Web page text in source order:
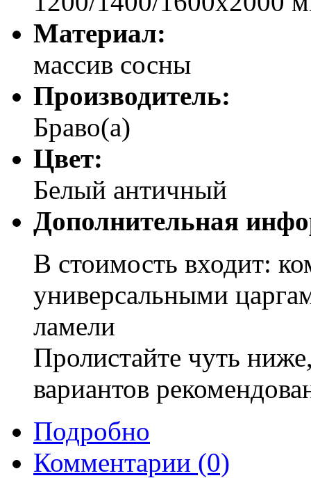
Материал:
массив сосны
Производитель:
Браво(а)
Цвет:
Белый античный
Дополнительная
В стоимость входит:
универсальными
ламели
Пролистайте чуть
вариантов
Подробно
Комментарии (0)